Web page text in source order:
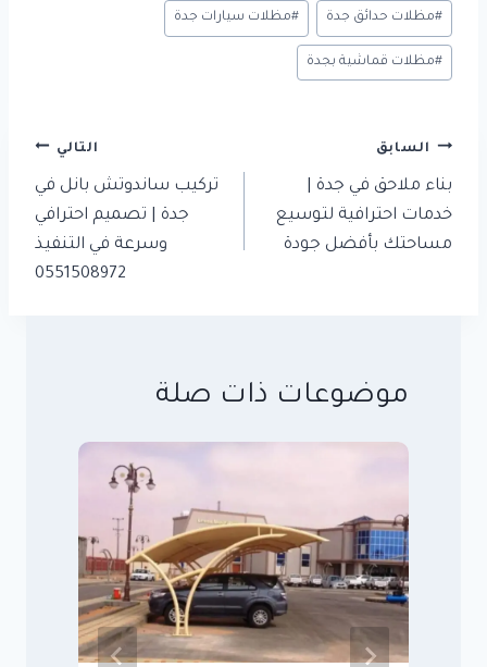
#مظلات حدائق جدة #مظلات سيارات جدة
#مظلات قماشية بجدة
تصفّح
المقالات
السابق
بناء ملاحق في جدة |
خدمات احترافية لتوسيع
مساحتك بأفضل جودة
التالي
تركيب ساندوتش بانل في
جدة | تصميم احترافي
وسرعة في التنفيذ
0551508972
موضوعات ذات صلة